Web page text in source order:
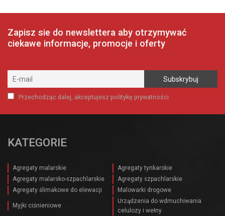
Zapisz sie do newslettera aby otrzymywać
ciekawe informacje, promocje i oferty
Przechodząc dalej, akceptujesz politykę prywatności
KATEGORIE
Agregaty malarskie
Agregaty tynkarskie
Agregaty malarsko-szpachlarskie
Agregaty szpachlarskie
Agregaty ślimakowe do elewacji
Malowarki drogowe
Myjki ciśnieniowe
Urządzenia do wdmuchiwania
celulozy i wełny